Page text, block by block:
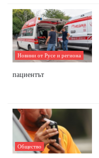
Новини от Русе и региона
пациентът
Общество